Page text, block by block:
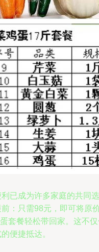
已成为许多家庭的共同选
：只需98元，即可将原
套餐轻松带回家。这不
便捷抵达。